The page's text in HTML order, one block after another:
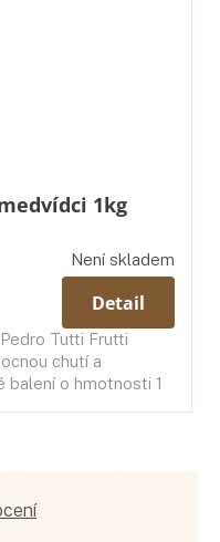
1kg
Není skladem
Detail
Tutti Frutti
chutí a
balení o hmotnosti 1